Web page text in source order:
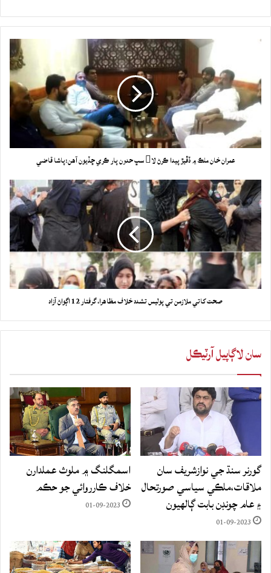
عمران خان ملڪ ۾ ڏڦيڙ پيدا ڪرڻ لا سڀ حدون پار ڪري ڇڏيون آهن:پاشا قاضي
صحت کاتي ملازمن تي پوليس تشدد خلاف مظاهرا، گرفتار 12 اڳواڻ آزاد
سان لاڳاپيل آرٽيڪل
گورنر سنڌ جي نوازشريف سان
ملاقات،ملڪي سياسي صورتحال
۽ عام چونڊن بابت ڳالهيون
01-09-2023
اسمگلنگ ۾ ملوث عملدارن
خلاف ڪارروائي جو حڪم
01-09-2023